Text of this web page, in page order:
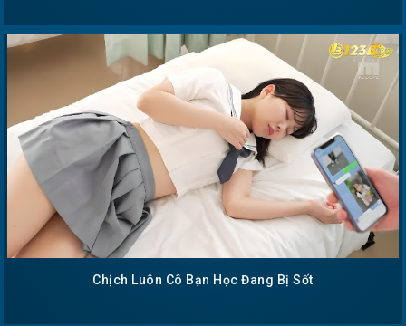
Chịch Luôn Cô Bạn Học Đang Bị Sốt